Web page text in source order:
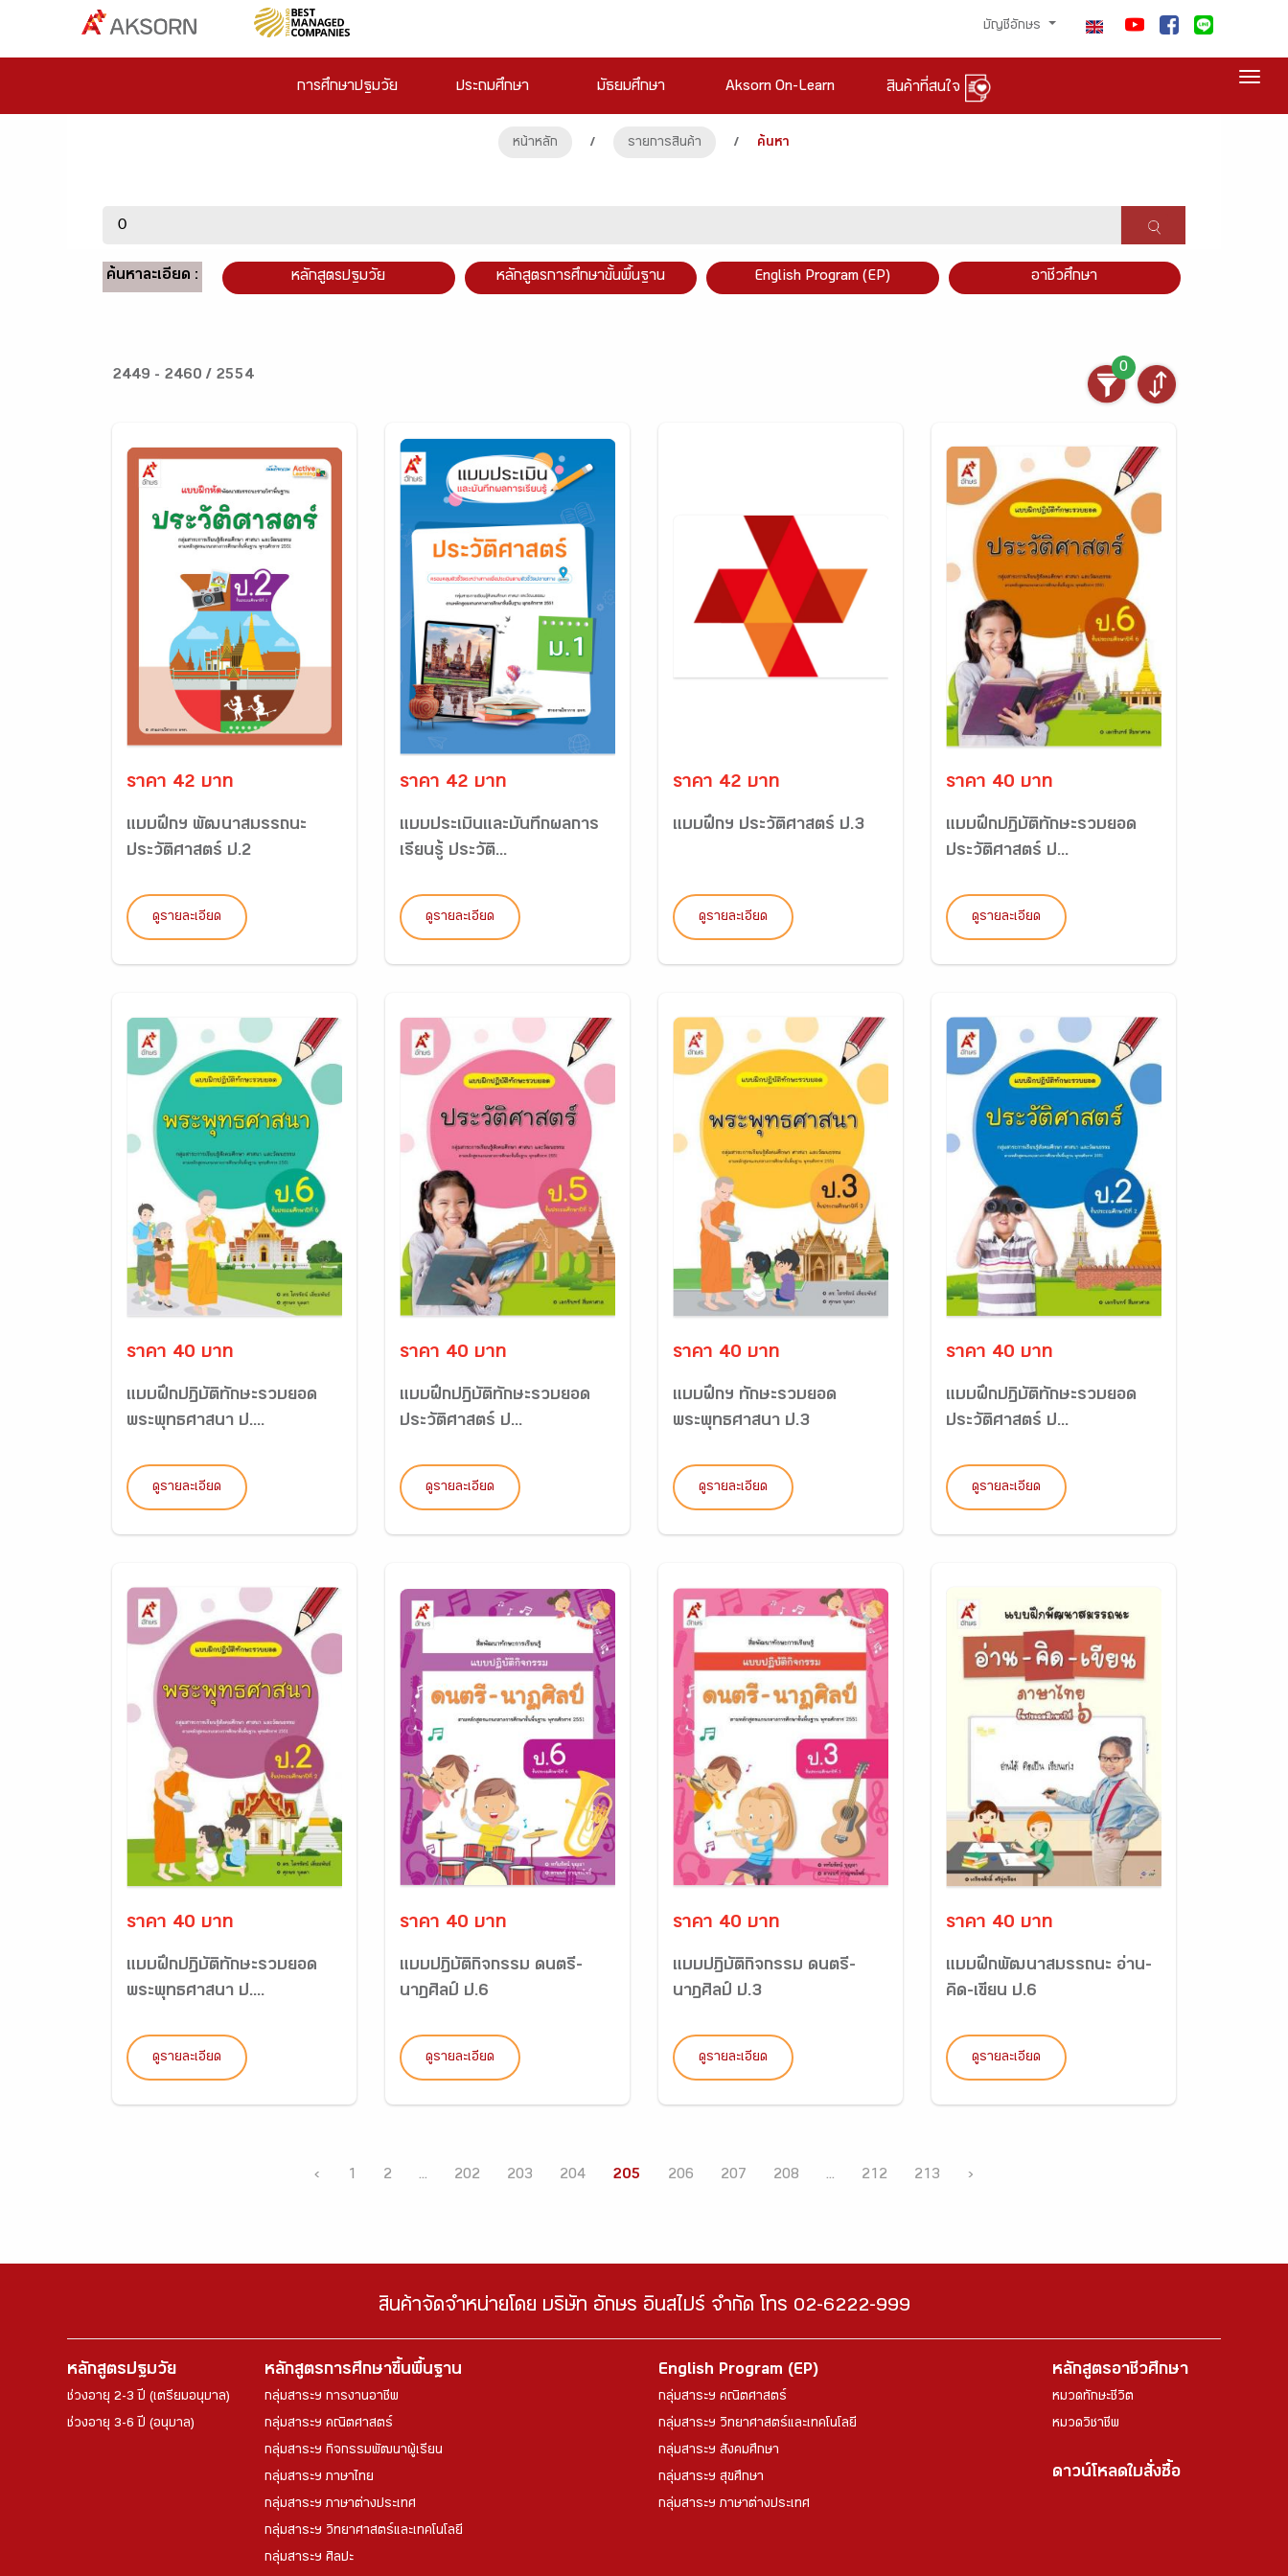
บัญชีอักษร
การศึกษาปฐมวัย ประถมศึกษา มัธยมศึกษา Aksorn On-Learn สินค้าที่สนใจ
หน้าหลัก / รายการสินค้า / ค้นหา
ค้นหาละเอียด : หลักสูตรปฐมวัย หลักสูตรการศึกษาขั้นพื้นฐาน English Program (EP) อาชีวศึกษา
2449 - 2460 / 2554
0
ราคา 42 บาท
แบบฝึกฯ พัฒนาสมรรถนะ
ประวัติศาสตร์ ป.2
ดูรายละเอียด
ราคา 42 บาท
แบบประเมินและบันทึกผลการ
เรียนรู้ ประวัติ...
ดูรายละเอียด
ราคา 42 บาท
แบบฝึกฯ ประวัติศาสตร์ ป.3
ดูรายละเอียด
ราคา 40 บาท
แบบฝึกปฏิบัติทักษะรวบยอด
ประวัติศาสตร์ ป...
ดูรายละเอียด
ราคา 40 บาท
แบบฝึกปฏิบัติทักษะรวบยอด
พระพุทธศาสนา ป....
ดูรายละเอียด
ราคา 40 บาท
แบบฝึกปฏิบัติทักษะรวบยอด
ประวัติศาสตร์ ป...
ดูรายละเอียด
ราคา 40 บาท
แบบฝึกฯ ทักษะรวบยอด
พระพุทธศาสนา ป.3
ดูรายละเอียด
ราคา 40 บาท
แบบฝึกปฏิบัติทักษะรวบยอด
ประวัติศาสตร์ ป...
ดูรายละเอียด
ราคา 40 บาท
แบบฝึกปฏิบัติทักษะรวบยอด
พระพุทธศาสนา ป....
ดูรายละเอียด
ราคา 40 บาท
แบบปฏิบัติกิจกรรม ดนตรี-
นาฏศิลป์ ป.6
ดูรายละเอียด
ราคา 40 บาท
แบบปฏิบัติกิจกรรม ดนตรี-
นาฏศิลป์ ป.3
ดูรายละเอียด
ราคา 40 บาท
แบบฝึกพัฒนาสมรรถนะ อ่าน-
คิด-เขียน ป.6
ดูรายละเอียด
‹ 1 2 ... 202 203 204 205 206 207 208 ... 212 213 ›
สินค้าจัดจำหน่ายโดย บริษัท อักษร อินสไปร์ จำกัด โทร 02-6222-999
หลักสูตรปฐมวัย
ช่วงอายุ 2-3 ปี (เตรียมอนุบาล)
ช่วงอายุ 3-6 ปี (อนุบาล)
หลักสูตรการศึกษาขึ้นพื้นฐาน
กลุ่มสาระฯ การงานอาชีพ
กลุ่มสาระฯ คณิตศาสตร์
กลุ่มสาระฯ กิจกรรมพัฒนาผู้เรียน
กลุ่มสาระฯ ภาษาไทย
กลุ่มสาระฯ ภาษาต่างประเทศ
กลุ่มสาระฯ วิทยาศาสตร์และเทคโนโลยี
กลุ่มสาระฯ ศิลปะ
English Program (EP)
กลุ่มสาระฯ คณิตศาสตร์
กลุ่มสาระฯ วิทยาศาสตร์และเทคโนโลยี
กลุ่มสาระฯ สังคมศึกษา
กลุ่มสาระฯ สุขศึกษา
กลุ่มสาระฯ ภาษาต่างประเทศ
หลักสูตรอาชีวศึกษา
หมวดทักษะชีวิต
หมวดวิชาชีพ
ดาวน์โหลดใบสั่งซื้อ